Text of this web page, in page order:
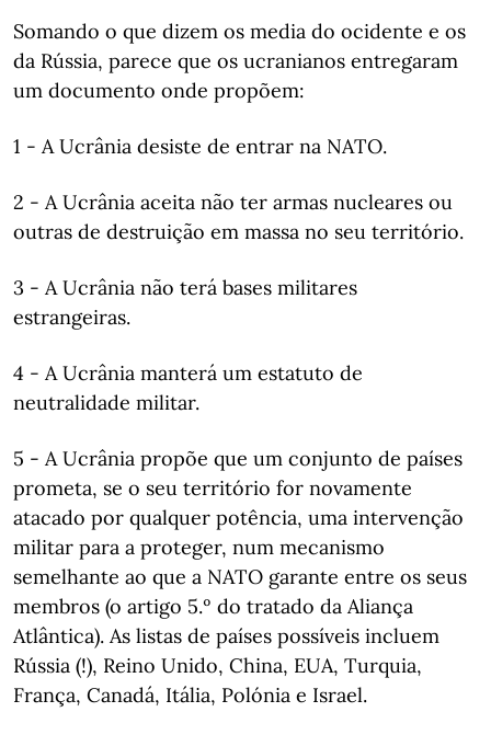
Somando o que dizem os media do ocidente e os
da Rússia, parece que os ucranianos entregaram
um documento onde propõem:
1 - A Ucrânia desiste de entrar na NATO.
2 - A Ucrânia aceita não ter armas nucleares ou
outras de destruição em massa no seu território.
3 - A Ucrânia não terá bases militares
estrangeiras.
4 - A Ucrânia manterá um estatuto de
neutralidade militar.
5 - A Ucrânia propõe que um conjunto de países
prometa, se o seu território for novamente
atacado por qualquer potência, uma intervenção
militar para a proteger, num mecanismo
semelhante ao que a NATO garante entre os seus
membros (o artigo 5.º do tratado da Aliança
Atlântica). As listas de países possíveis incluem
Rússia (!), Reino Unido, China, EUA, Turquia,
França, Canadá, Itália, Polónia e Israel.